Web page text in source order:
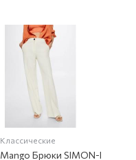
Классические
Mango Брюки SIMON-I